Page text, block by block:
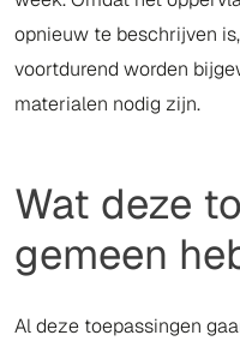
opnieuw te beschrijven
voortdurend worden
materialen nodig zijn.
Wat deze
gemeen
Al deze toepassingen